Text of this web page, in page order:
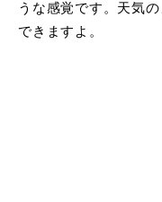
うな感覚です。天気
できますよ。